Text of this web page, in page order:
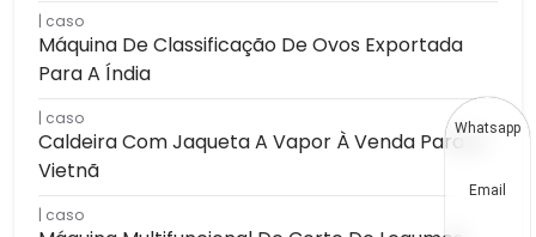
caso
Máquina De Classificação De Ovos Exportada
Para A Índia
caso
Caldeira Com Jaqueta A Vapor À Venda Para O
Vietnã
caso
Whatsapp
Email